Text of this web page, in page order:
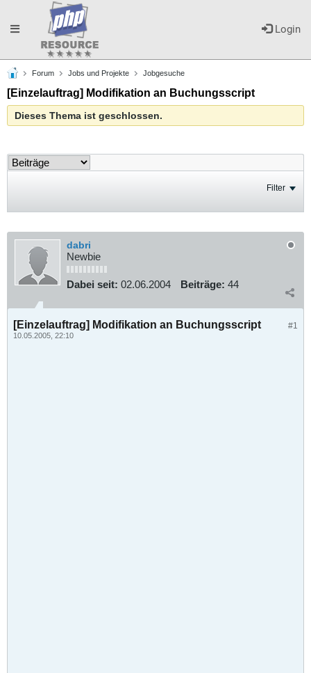
Login
Toggle
navigation
Forum Jobs und Projekte Jobgesuche
[Einzelauftrag] Modifikation an Buchungsscript
Dieses Thema ist geschlossen.
Filter
dabri
Newbie
Dabei seit: 02.06.2004 Beiträge: 44
#1
[Einzelauftrag] Modifikation an Buchungsscript
10.05.2005, 22:10